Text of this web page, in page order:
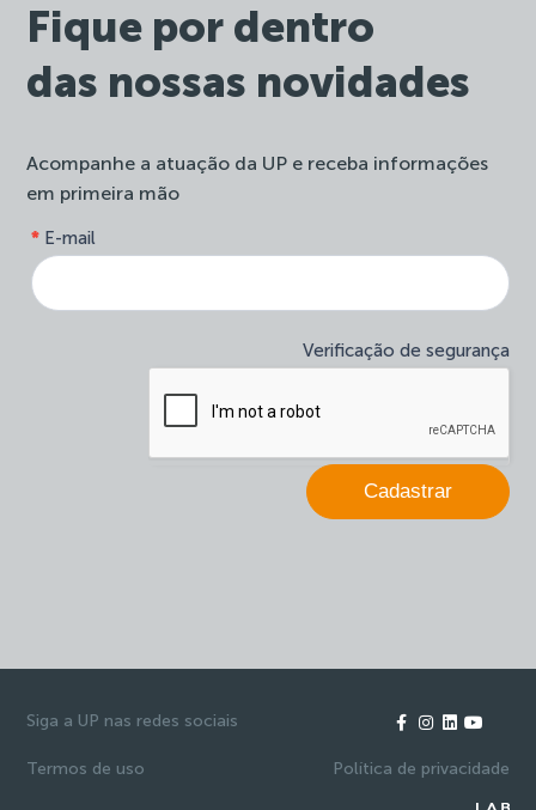
Fique por dentro
das nossas novidades
Acompanhe a atuação da UP e receba informações
em primeira mão
site-
newsletter
E-mail
*
Verificação de segurança
Cadastrar
você
é
humano,
este
campo
branco.
Siga a UP nas redes sociais
Termos de uso Política de privacidade